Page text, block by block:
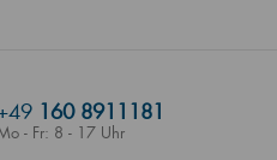
160 8911181
- Fr: 8 - 17 Uhr